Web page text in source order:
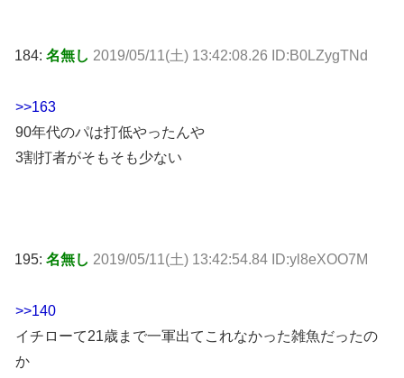
184: 名無し 2019/05/11(土) 13:42:08.26 ID:B0LZygTNd
>>163
90年代のパは打低やったんや
3割打者がそもそも少ない
195: 名無し 2019/05/11(土) 13:42:54.84 ID:yl8eXOO7M
>>140
イチローて21歳まで一軍出てこれなかった雑魚だったの
か